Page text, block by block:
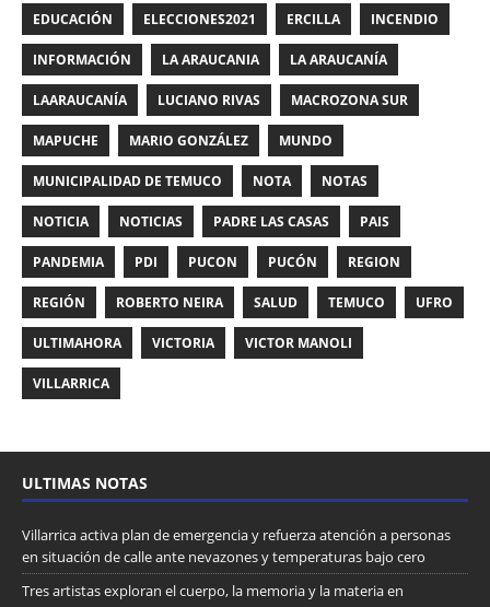
EDUCACIÓN ELECCIONES2021 ERCILLA INCENDIO
INFORMACIÓN LA ARAUCANIA LA ARAUCANÍA
LAARAUCANÍA LUCIANO RIVAS MACROZONA SUR
MAPUCHE MARIO GONZÁLEZ MUNDO
MUNICIPALIDAD DE TEMUCO NOTA NOTAS
NOTICIA NOTICIAS PADRE LAS CASAS PAIS
PANDEMIA PDI PUCON PUCÓN REGION
REGIÓN ROBERTO NEIRA SALUD TEMUCO UFRO
ULTIMAHORA VICTORIA VICTOR MANOLI
VILLARRICA
ULTIMAS NOTAS
Villarrica activa plan de emergencia y refuerza atención a personas
en situación de calle ante nevazones y temperaturas bajo cero
Tres artistas exploran el cuerpo, la memoria y la materia en